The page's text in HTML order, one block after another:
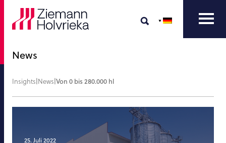
News
Insights|News|Von 0 bis 280.000 hl
25. Juli 2022